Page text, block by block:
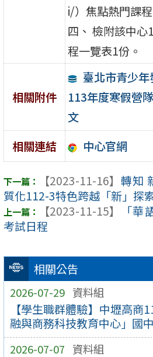
相關公告
2026-07-29 資料組
【學生職群體驗】中壢高
融與商務科技教育中心」國
2026-07-07 資料組
i/）焦點熱門課
四、 檢附該中
程一覽表1份。
相關附件
臺北市青少
113年度寒假營
文
相關連結
中心官網
【2023-11-16】 轉知
質化112-3特色跨越「新」探
【2023-11-15】
「
考試日程